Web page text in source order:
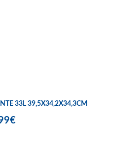
33L 39,5X34,2X34,3CM